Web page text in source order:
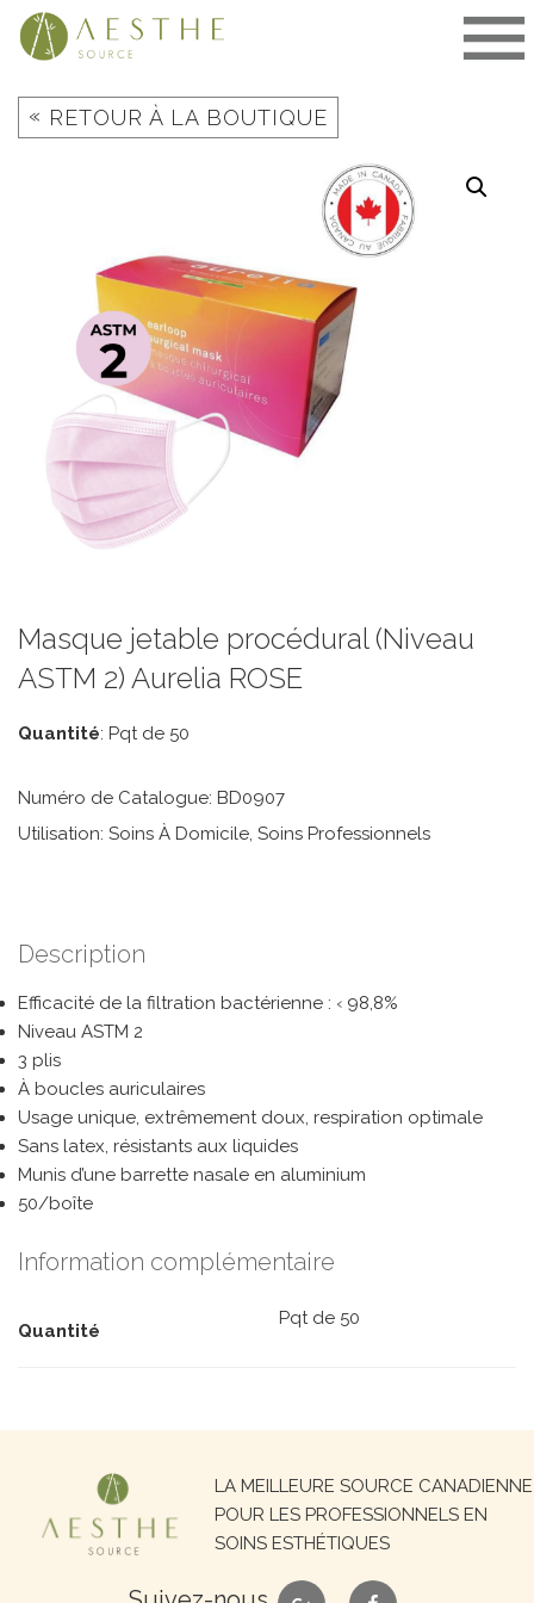
Aller
« RETOUR À LA BOUTIQUE
Masque jetable procédural (Niveau
ASTM 2) Aurelia ROSE
Quantité: Pqt de 50
Numéro de Catalogue: BD0907
Utilisation: Soins À Domicile, Soins Professionnels
Description
Efficacité de la filtration bactérienne : ‹ 98,8%
Niveau ASTM 2
3 plis
À boucles auriculaires
Usage unique, extrêmement doux, respiration optimale
Sans latex, résistants aux liquides
Munis d’une barrette nasale en aluminium
50/boîte
Information complémentaire
Quantité
Pqt de 50
LA MEILLEURE SOURCE CANADIENNE
POUR LES PROFESSIONNELS EN
SOINS ESTHÉTIQUES
google facebook
Recherche
pour :